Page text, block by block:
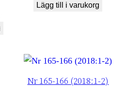
Lägg till i varukorg
Nr 165-166 (2018:1-2)